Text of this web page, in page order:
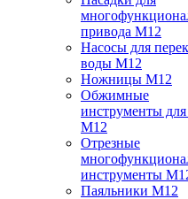
привода M12
Насосы для
воды M12
Ножницы M12
Обжимные
инструменты для
M12
Отрезные
инструменты
Паяльники M12